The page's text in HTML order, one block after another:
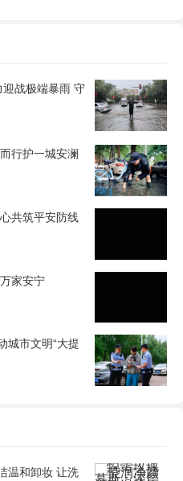
战极端暴雨 守
行护一城安澜
共筑平安防线
家安宁
城市文明“大提
温和卸妆 让洗